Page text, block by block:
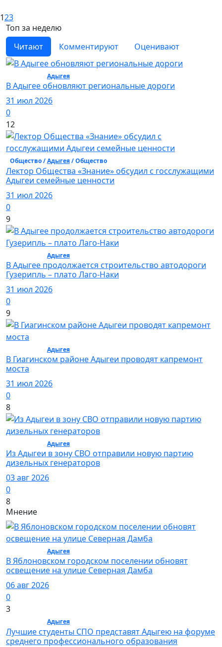
123
Топ за неделю
Читают
Комментируют Оценивают
Адыгея/ Общество
В Адыгее обновляют региональные дороги
31 июл 2026
0
12
Общество /Адыгея/ Общество
Лектор Общества «Знание» обсудил с госслужащими
Адыгеи семейные ценности
31 июл 2026
0
9
Адыгея/ Общество
В Адыгее продолжается строительство автодороги
Гузерипль – плато Лаго-Наки
31 июл 2026
0
9
Адыгея/ Общество
В Гиагинском районе Адыгеи проводят капремонт
моста
31 июл 2026
0
8
Адыгея/ Общество
Из Адыгеи в зону СВО отправили новую партию
дизельных генераторов
03 авг 2026
0
8
Мнение
Адыгея/ Общество
В Яблоновском городском поселении обновят
освещение на улице Северная Дамба
06 авг 2026
0
3
Адыгея/ Общество
Лучшие студенты СПО представят Адыгею на форуме
среднего профессионального образования